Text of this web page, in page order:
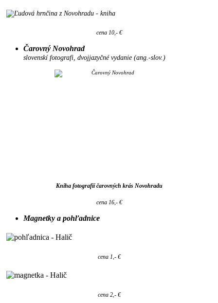
cena 10,- €
Čarovný Novohrad
slovenskí fotografi, dvojjazyčné vydanie (ang.-slov.)
Kniha fotografií čarovných krás Novohradu
cena 16,- €
Magnetky a pohľadnice
cena 1,- €
cena 2,- €